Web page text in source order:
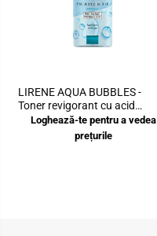
LIRENE AQUA BUBBLES -
Toner revigorant cu acid
hialuronic, 200ml
Loghează-te pentru a vedea
prețurile